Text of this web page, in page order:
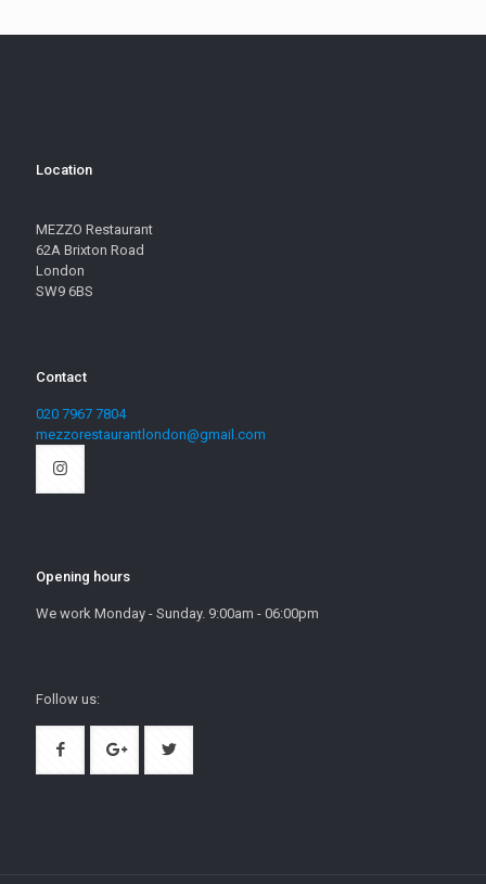
Location
MEZZO Restaurant
62A Brixton Road
London
SW9 6BS
Contact
020 7967 7804
mezzorestaurantlondon@gmail.com
Opening hours
We work Monday - Sunday. 9:00am - 06:00pm
Follow us: